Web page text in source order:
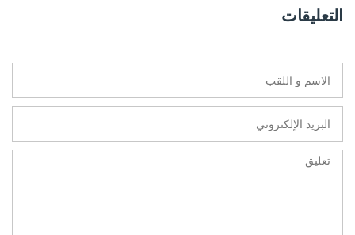
التعليقات